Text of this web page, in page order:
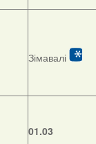
Зімавалі
01.03